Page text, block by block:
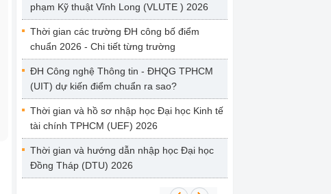
phạm Kỹ thuật Vĩnh Long (VLUTE ) 2026
Thời gian các trường ĐH công bố điểm
chuẩn 2026 - Chi tiết từng trường
ĐH Công nghệ Thông tin - ĐHQG TPHCM
(UIT) dự kiến điểm chuẩn ra sao?
Thời gian và hồ sơ nhập học Đại học Kinh tế
tài chính TPHCM (UEF) 2026
Thời gian và hướng dẫn nhập học Đại học
Đồng Tháp (DTU) 2026